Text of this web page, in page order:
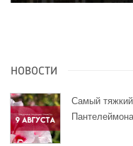
НОВОСТИ
Самый